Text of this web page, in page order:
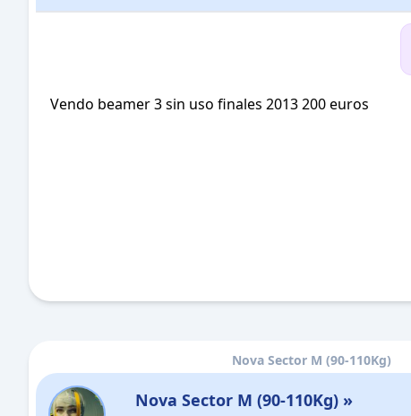
Vendo beamer 3 sin uso finales 2013 200 euros
Nova Sector M (90-110Kg)
Nova Sector M (90-110Kg) »